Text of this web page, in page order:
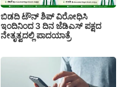
ಬಿಡದಿ ಟೌನ್ ಶಿಪ್ ವಿರೋಧಿಸಿ
ಇಂದಿನಿಂದ 3 ದಿನ ಜೆಡಿಎಸ್ ಪಕ್ಷದ
ನೇತೃತ್ವದಲ್ಲಿ ಪಾದಯಾತ್ರೆ